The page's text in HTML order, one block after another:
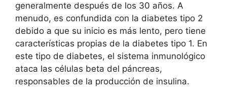
generalmente después de los 30 años. A
menudo, es confundida con la diabetes tipo 2
debido a que su inicio es más lento, pero tiene
características propias de la diabetes tipo 1. En
este tipo de diabetes, el sistema inmunológico
ataca las células beta del páncreas,
responsables de la producción de insulina.